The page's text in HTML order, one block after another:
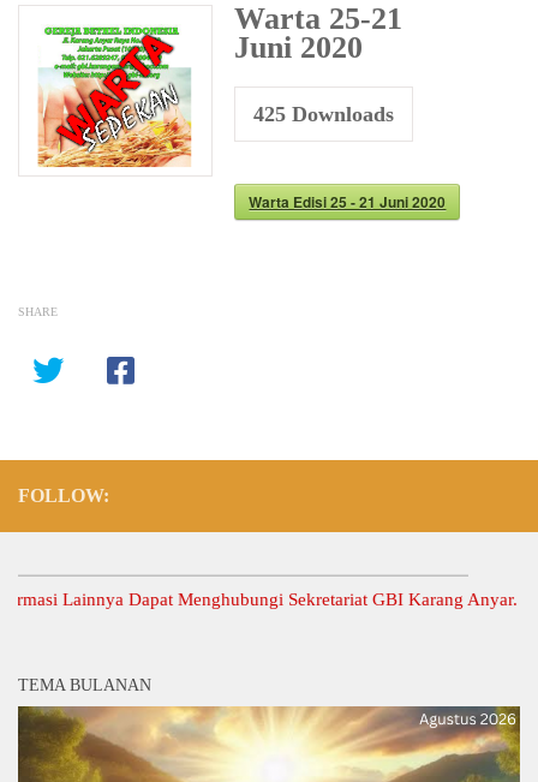
Warta 25-21
Juni 2020
425 Downloads
Warta Edisi 25 - 21 Juni 2020
SHARE
FOLLOW:
Lainnya Dapat Menghubungi Sekretariat GBI Karang Anyar.
TEMA BULANAN